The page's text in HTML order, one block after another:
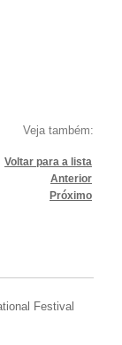
Veja também:
Voltar para a lista
Anterior
Próximo
Festival